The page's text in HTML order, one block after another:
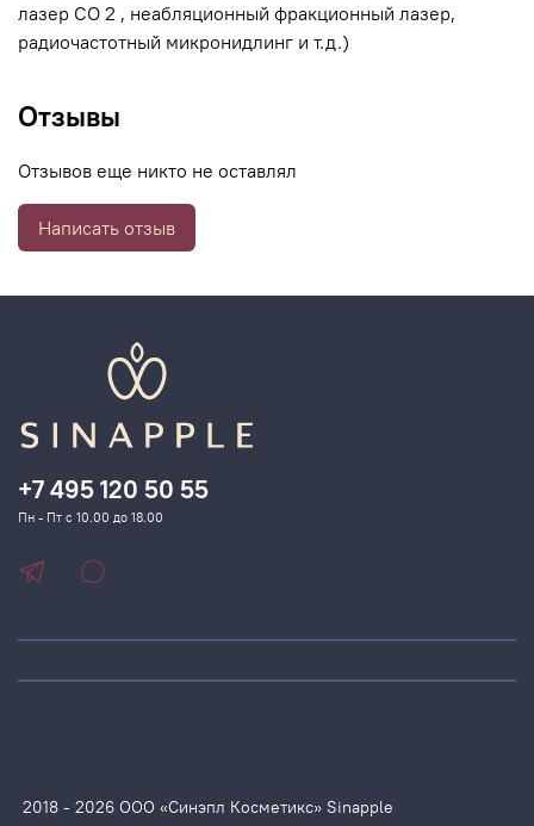
лазер СО 2 , неабляционный фракционный лазер,
радиочастотный микронидлинг и т.д.)
Отзывы
Отзывов еще никто не оставлял
Написать отзыв
+7 495 120 50 55
Пн - Пт с 10.00 до 18.00
2018 - 2026 ООО «Синэпл Косметикс» Sinapple